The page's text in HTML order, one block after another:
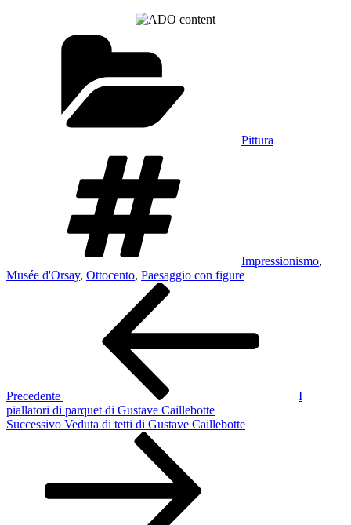
Pittura
Impressionismo,
Musée d'Orsay, Ottocento, Paesaggio con figure
Precedente
I
piallatori di parquet di Gustave Caillebotte
Articolo
Successivo Veduta di tetti di Gustave Caillebotte